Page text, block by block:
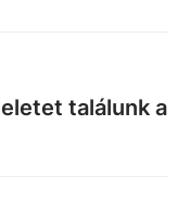
találunk a